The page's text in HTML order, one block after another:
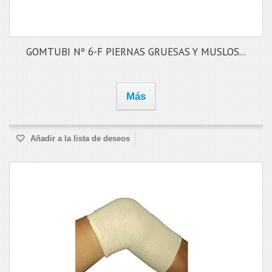
GOMTUBI Nº 6-F PIERNAS GRUESAS Y MUSLOS...
Más
Añadir a la lista de deseos